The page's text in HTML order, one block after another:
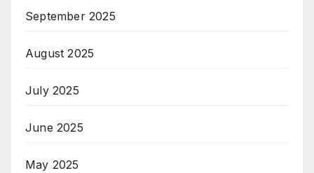
September 2025
August 2025
July 2025
June 2025
May 2025